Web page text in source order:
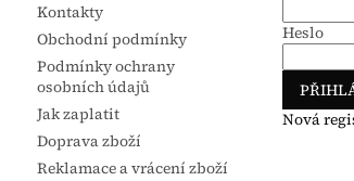
Kontakty
Obchodní podmínky
Podmínky ochrany
osobních údajů
Jak zaplatit
Doprava zboží
Reklamace a vrácení zboží
Heslo
Nová